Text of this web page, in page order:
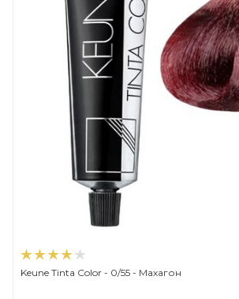
Keune Tinta Color - 0/55 - Махагон